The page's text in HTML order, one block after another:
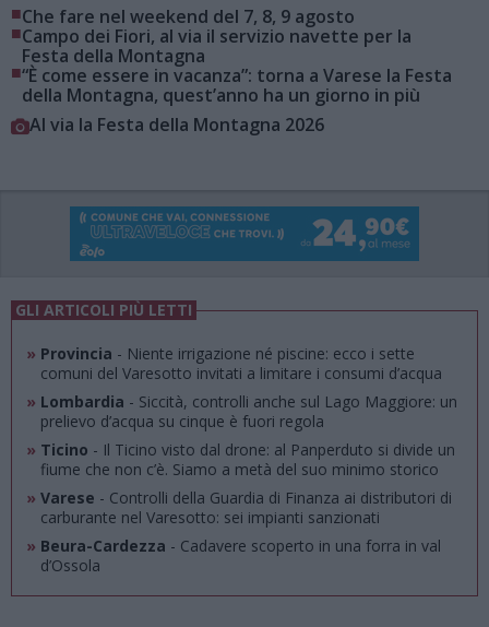
■Che fare nel weekend del 7, 8, 9 agosto
■Campo dei Fiori, al via il servizio navette per la
Festa della Montagna
■“È come essere in vacanza”: torna a Varese la Festa
della Montagna, quest’anno ha un giorno in più
Al via la Festa della Montagna 2026
GLI ARTICOLI PIÙ LETTI
» Provincia - Niente irrigazione né piscine: ecco i sette
comuni del Varesotto invitati a limitare i consumi d’acqua
» Lombardia - Siccità, controlli anche sul Lago Maggiore: un
prelievo d’acqua su cinque è fuori regola
» Ticino - Il Ticino visto dal drone: al Panperduto si divide un
fiume che non c’è. Siamo a metà del suo minimo storico
» Varese - Controlli della Guardia di Finanza ai distributori di
carburante nel Varesotto: sei impianti sanzionati
» Beura-Cardezza - Cadavere scoperto in una forra in val
d’Ossola